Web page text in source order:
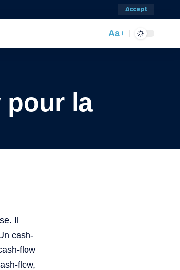
Accept
Aa
pour la
Il
cash-
flow
flow,